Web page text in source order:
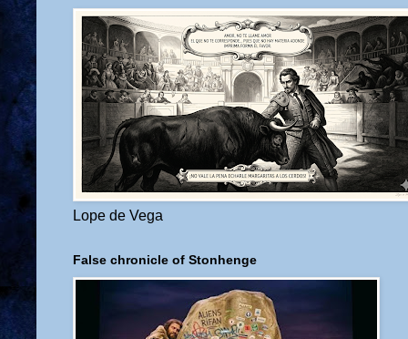
Lope de Vega
False chronicle of Stonhenge